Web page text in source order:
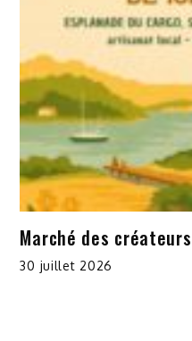
Marché des
30 juillet 2026